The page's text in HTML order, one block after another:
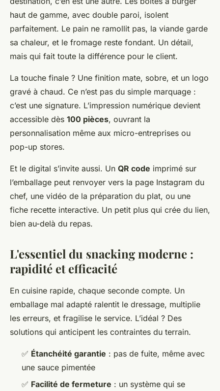
haut de gamme, avec double paroi, isolent
parfaitement. Le pain ne ramollit pas, la viande garde
sa chaleur, et le fromage reste fondant. Un détail,
mais qui fait toute la différence pour le client.
La touche finale ? Une finition mate, sobre, et un logo
gravé à chaud. Ce n’est pas du simple marquage :
c’est une signature. L’impression numérique devient
accessible dès 100 pièces, ouvrant la
personnalisation même aux micro-entreprises ou
pop-up stores.
Et le digital s’invite aussi. Un QR code imprimé sur
l’emballage peut renvoyer vers la page Instagram du
chef, une vidéo de la préparation du plat, ou une
fiche recette interactive. Un petit plus qui crée du lien,
bien au-delà du repas.
L'essentiel du snacking moderne :
rapidité et efficacité
En cuisine rapide, chaque seconde compte. Un
emballage mal adapté ralentit le dressage, multiplie
les erreurs, et fragilise le service. L’idéal ? Des
solutions qui anticipent les contraintes du terrain.
✅ Étanchéité garantie : pas de fuite, même avec
une sauce pimentée
✅ Facilité de fermeture : un système qui se